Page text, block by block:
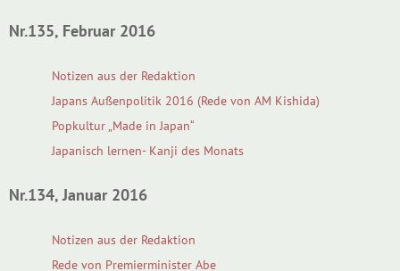
Nr.135, Februar 2016
Notizen aus der Redaktion
Japans Außenpolitik 2016 (Rede von AM Kishida)
Popkultur „Made in Japan“
Japanisch lernen- Kanji des Monats
Nr.134, Januar 2016
Notizen aus der Redaktion
Rede von Premierminister Abe